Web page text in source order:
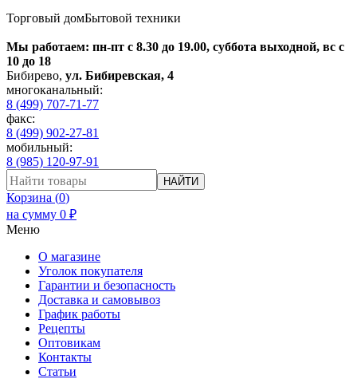
Торговый домБытовой техники
Мы работаем: пн-пт с 8.30 до 19.00, суббота выходной, вс с
10 до 18
Бибирево, ул. Бибиревская, 4
многоканальный:
8 (499) 707-71-77
факс:
8 (499) 902-27-81
мобильный:
8 (985) 120-97-91
НАЙТИ
Корзина (0)
на сумму 0 ₽
Меню
О магазине
Уголок покупателя
Гарантии и безопасность
Доставка и самовывоз
График работы
Рецепты
Оптовикам
Контакты
Статьи